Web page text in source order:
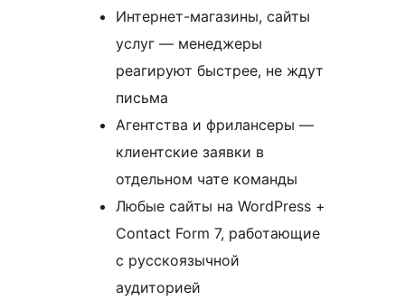
Интернет-магазины, сайты
услуг — менеджеры
реагируют быстрее, не ждут
письма
Агентства и фрилансеры —
клиентские заявки в
отдельном чате команды
Любые сайты на WordPress +
Contact Form 7, работающие
с русскоязычной
аудиторией